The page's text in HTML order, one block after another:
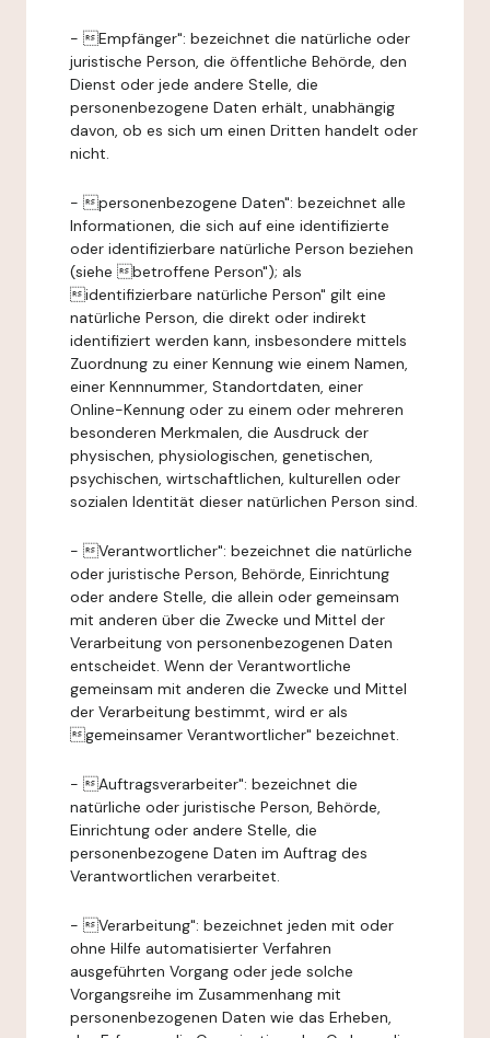
- Empfänger": bezeichnet die natürliche oder
juristische Person, die öffentliche Behörde, den
Dienst oder jede andere Stelle, die
personenbezogene Daten erhält, unabhängig
davon, ob es sich um einen Dritten handelt oder
nicht.
- personenbezogene Daten": bezeichnet alle
Informationen, die sich auf eine identifizierte
oder identifizierbare natürliche Person beziehen
(siehe betroffene Person"); als
identifizierbare natürliche Person" gilt eine
natürliche Person, die direkt oder indirekt
identifiziert werden kann, insbesondere mittels
Zuordnung zu einer Kennung wie einem Namen,
einer Kennnummer, Standortdaten, einer
Online-Kennung oder zu einem oder mehreren
besonderen Merkmalen, die Ausdruck der
physischen, physiologischen, genetischen,
psychischen, wirtschaftlichen, kulturellen oder
sozialen Identität dieser natürlichen Person sind.
- Verantwortlicher": bezeichnet die natürliche
oder juristische Person, Behörde, Einrichtung
oder andere Stelle, die allein oder gemeinsam
mit anderen über die Zwecke und Mittel der
Verarbeitung von personenbezogenen Daten
entscheidet. Wenn der Verantwortliche
gemeinsam mit anderen die Zwecke und Mittel
der Verarbeitung bestimmt, wird er als
gemeinsamer Verantwortlicher" bezeichnet.
- Auftragsverarbeiter": bezeichnet die
natürliche oder juristische Person, Behörde,
Einrichtung oder andere Stelle, die
personenbezogene Daten im Auftrag des
Verantwortlichen verarbeitet.
- Verarbeitung": bezeichnet jeden mit oder
ohne Hilfe automatisierter Verfahren
ausgeführten Vorgang oder jede solche
Vorgangsreihe im Zusammenhang mit
personenbezogenen Daten wie das Erheben,